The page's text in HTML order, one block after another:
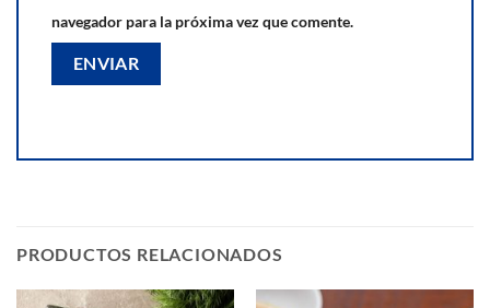
navegador para la próxima vez que comente.
PRODUCTOS RELACIONADOS